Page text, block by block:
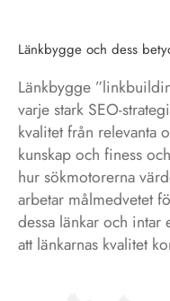
Länkbygge och dess
Länkbygge
varje stark SEO-
kvalitet från relevanta
kunskap och finess
hur sökmotorerna
arbetar målmedvetet
dessa länkar och
att länkarnas kvalitet